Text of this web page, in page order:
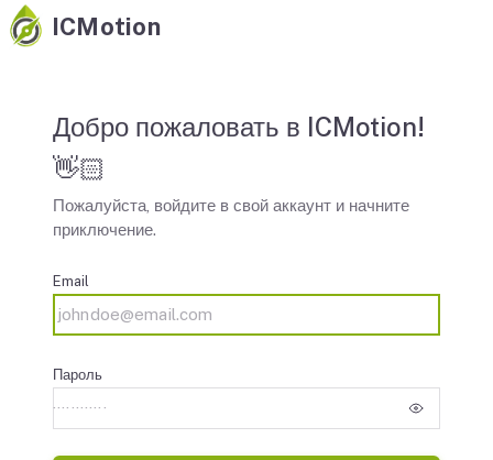
ICMotion
Добро пожаловать в ICMotion!
👋🏻
Пожалуйста, войдите в свой аккаунт и начните
приключение.
Email
Пароль